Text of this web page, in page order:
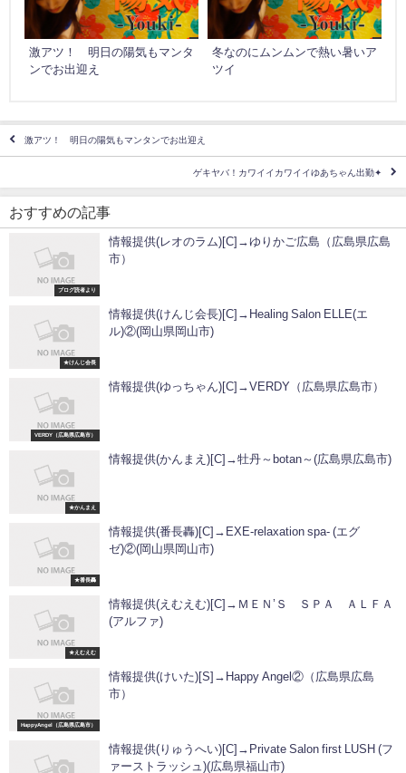
激アツ！ 明日の陽気もマンタ
ンでお出迎え
冬なのにムンムンで熱い暑いア
ツイ
激アツ！ 明日の陽気もマンタンでお出迎え
ゲキヤバ！カワイイカワイイゆあちゃん出勤✦
おすすめの記事
ブログ読者より
情報提供(レオのラム)[C]→ゆりかご広島（広島県広島
市）
★けんじ会長
情報提供(けんじ会長)[C]→Healing Salon ELLE(エ
ル)②(岡山県岡山市)
VERDY（広島県広島市）
情報提供(ゆっちゃん)[C]→VERDY（広島県広島市）
★かんまえ
情報提供(かんまえ)[C]→牡丹～botan～(広島県広島市)
★番長轟
情報提供(番長轟)[C]→EXE-relaxation spa- (エグ
ゼ)②(岡山県岡山市)
★えむえむ
情報提供(えむえむ)[C]→ＭＥＮ’Ｓ ＳＰＡ ＡＬＦＡ
(アルファ)
HappyAngel（広島県広島市）
情報提供(けいた)[S]→Happy Angel②（広島県広島
市）
情報提供(りゅうへい)[C]→Private Salon first LUSH (フ
ァーストラッシュ)(広島県福山市)